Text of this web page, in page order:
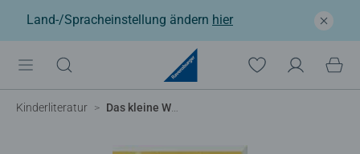
Land-/Spracheinstellung ändern hier
Kinderliteratur Das kleine Wunder